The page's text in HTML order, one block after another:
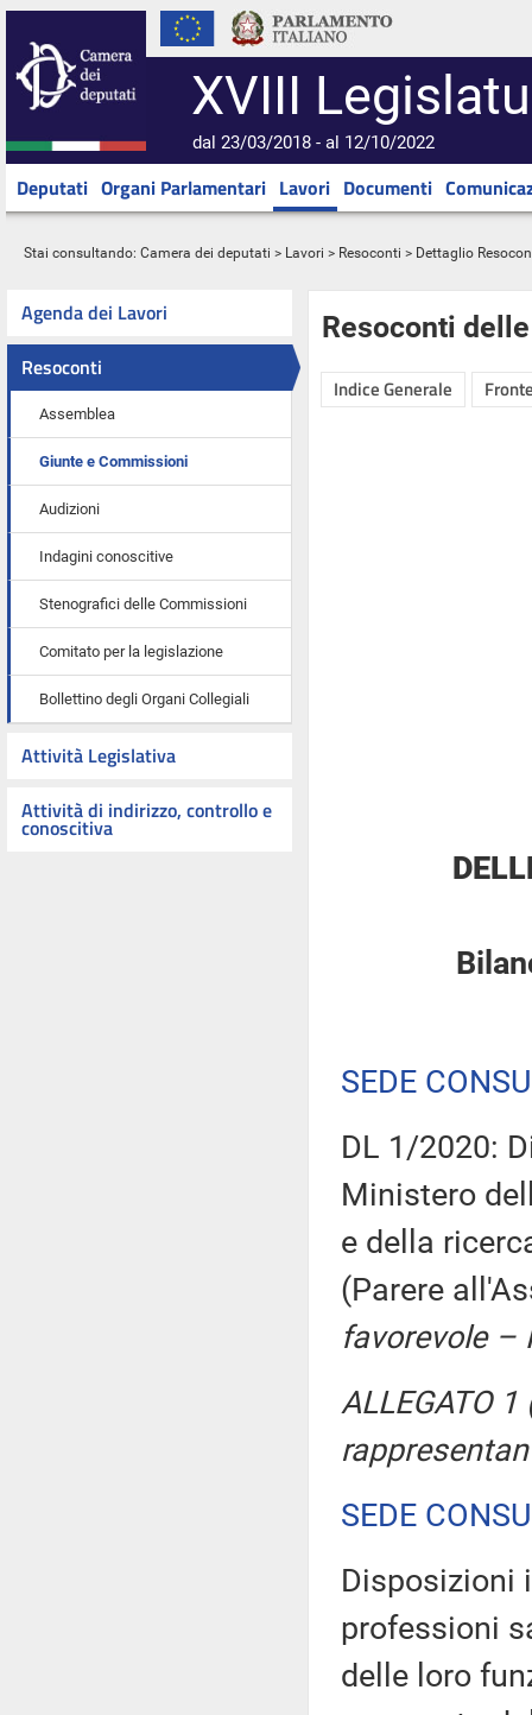
XVIII
dal 23/03/2018 - al 12/10/2022
Deputati Organi Parlamentari Lavori Documenti
Stai consultando: Camera dei deputati > Lavori > Resoconti > Dettaglio
Agenda dei Lavori
Resoconti
Assemblea
Giunte e Commissioni
Audizioni
Indagini conoscitive
Stenografici delle Commissioni
Comitato per la legislazione
Bollettino degli Organi Collegiali
Attività Legislativa
Attività di indirizzo, controllo e
conoscitiva
Resoconti
Indice Generale
SEDE
DL 1/2020:
Ministero
e della
(Parere
favorevole –
ALLEGATO
SEDE
Disposizioni
professioni
delle loro